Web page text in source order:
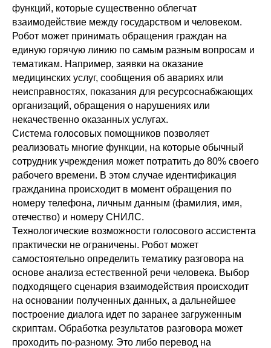
функций, которые существенно облегчат
взаимодействие между государством и человеком.
Робот может принимать обращения граждан на
единую горячую линию по самым разным вопросам и
тематикам. Например, заявки на оказание
медицинских услуг, сообщения об авариях или
неисправностях, показания для ресурсоснабжающих
организаций, обращения о нарушениях или
некачественно оказанных услугах.
Система голосовых помощников позволяет
реализовать многие функции, на которые обычный
сотрудник учреждения может потратить до 80% своего
рабочего времени. В этом случае идентификация
гражданина происходит в момент обращения по
номеру телефона, личным данным (фамилия, имя,
отечество) и номеру СНИЛС.
Технологические возможности голосового ассистента
практически не ограничены. Робот может
самостоятельно определить тематику разговора на
основе анализа естественной речи человека. Выбор
подходящего сценария взаимодействия происходит
на основании полученных данных, а дальнейшее
построение диалога идет по заранее загруженным
скриптам. Обработка результатов разговора может
проходить по-разному. Это либо перевод на